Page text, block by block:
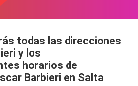
todas las direcciones
y los
horarios de
Barbieri en Salta